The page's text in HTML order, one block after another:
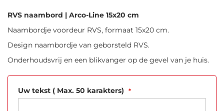
RVS naambord | Arco-Line 15x20 cm
Naambordje voordeur RVS, formaat 15x20 cm.
Design naambordje van geborsteld RVS.
Onderhoudsvrij en een blikvanger op de gevel van je huis.
Uw tekst ( Max. 50 karakters)